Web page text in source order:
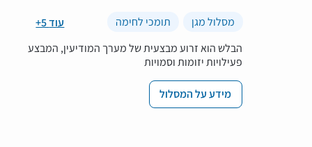
+5 עוד מסלול מגן
תומכי לחימה
הבלש הוא זרוע מבצעית של מערך המודיעין, המבצע
פעילויות יזומות וסמויות
מידע על המסלול